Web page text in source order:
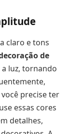
claro e tons
de
luz, tornando
precise ter
essas cores
detalhes,